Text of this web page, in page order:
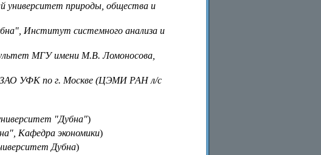
университет природы, общества и
Институт системного анализа и
МГУ имени М.В. Ломоносова,
УФК по г. Москве (ЦЭМИ РАН л/с
"Дубна")
Кафедра экономики)
Дубна)